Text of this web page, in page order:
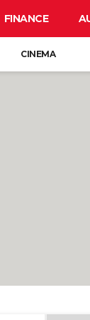
FINANCE
CINEMA